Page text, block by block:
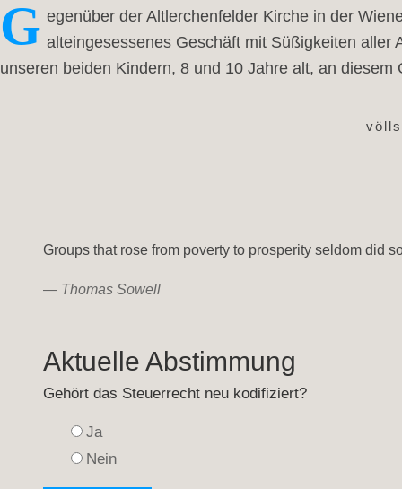
G egenüber der Altlerchenfelder Kirche in der
alteingesessenes Geschäft mit Süßigkeiten aller
unseren beiden Kindern, 8 und 10 Jahre alt, an
Groups that rose from poverty to prosperity seldom did
— Thomas Sowell
Aktuelle Abstimmung
Gehört das Steuerrecht neu kodifiziert?
Ja
Nein